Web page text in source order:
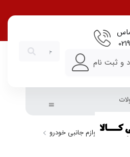
و ثبت نام
و امنیت
لوازم جانبی خودرو